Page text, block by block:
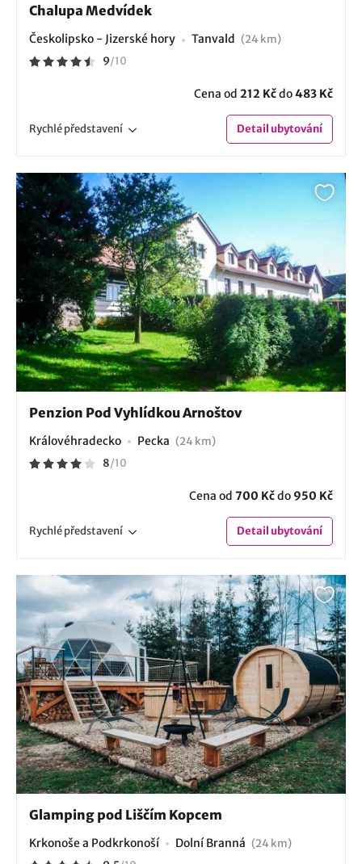
Chalupa Medvídek
Českolipsko - Jizerské hory Tanvald
(24 km)
9/10
Cena od 212 Kčdo483 Kč
Rychlépředstavení Detailubytování
Penzion Pod Vyhlídkou Arnoštov
Královéhradecko Pecka (24 km)
8/10
Cena od 700 Kčdo 950 Kč
Rychlépředstavení Detailubytování
Glamping pod Liščím Kopcem
Krkonoše a Podkrkonoší Dolní Branná (24 km)